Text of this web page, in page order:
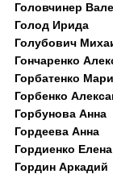
Головчинер
Голод Ирида
Голубович
Гончаренко
Горбатенко
Горбенко
Горбунова Анна
Гордеева Анна
Гордиенко Елена
Гордин Аркадий